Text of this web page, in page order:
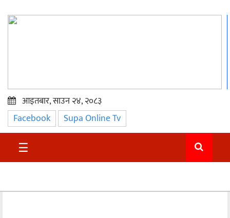
प्रमुख
समाचार
सुदुर
आइतबार, साउन २४, २०८३
Facebook Supa Online Tv
☰